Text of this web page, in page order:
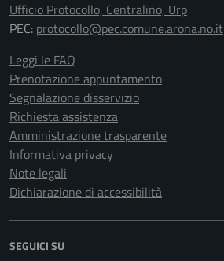
Ufficio Protocollo, Centralino, Urp
PEC: protocollo@pec.comune.arona.no.it
Leggi le FAQ
Prenotazione appuntamento
Segnalazione disservizio
Richiesta assistenza
Amministrazione trasparente
Informativa privacy
Note legali
Dichiarazione di accessibilità
SEGUICI SU